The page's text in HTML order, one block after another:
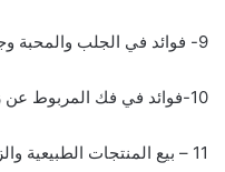
9- فوائد في الجلب والمحبة وجلب الحبيب
10-فوائد في فك المربوط عن زوجتك
11 – بيع المنتجات الطبيعية والزيوت المستخلصة منها